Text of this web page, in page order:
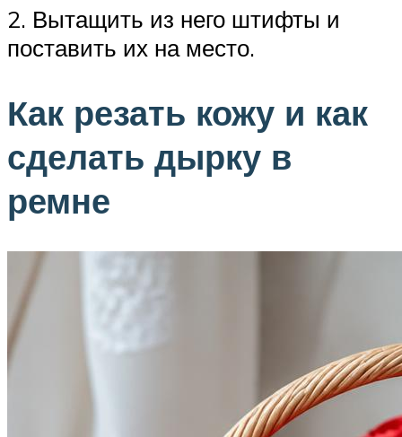
2. Вытащить из него штифты и
поставить их на место.
Как резать кожу и как
сделать дырку в
ремне